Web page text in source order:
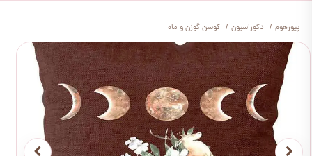
پیورهوم دکوراسیون کوسن گوزن و ماه